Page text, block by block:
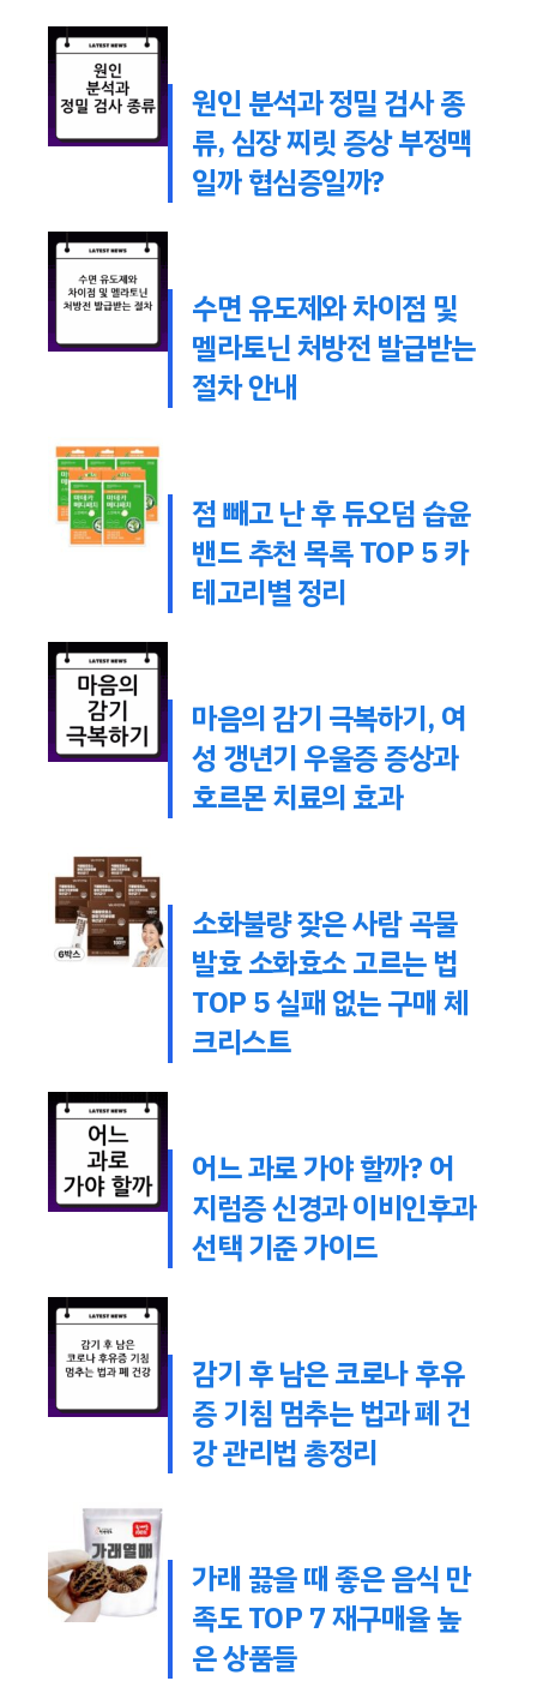
원인 분석과 정밀 검사 종
류, 심장 찌릿 증상 부정맥
일까 협심증일까?
수면 유도제와 차이점 및
멜라토닌 처방전 발급받는
절차 안내
점 빼고 난 후 듀오덤 습윤
밴드 추천 목록 TOP 5 카
테고리별 정리
마음의 감기 극복하기, 여
성 갱년기 우울증 증상과
호르몬 치료의 효과
소화불량 잦은 사람 곡물
발효 소화효소 고르는 법
TOP 5 실패 없는 구매 체
크리스트
어느 과로 가야 할까? 어
지럼증 신경과 이비인후과
선택 기준 가이드
감기 후 남은 코로나 후유
증 기침 멈추는 법과 폐 건
강 관리법 총정리
가래 끓을 때 좋은 음식 만
족도 TOP 7 재구매율 높
은 상품들